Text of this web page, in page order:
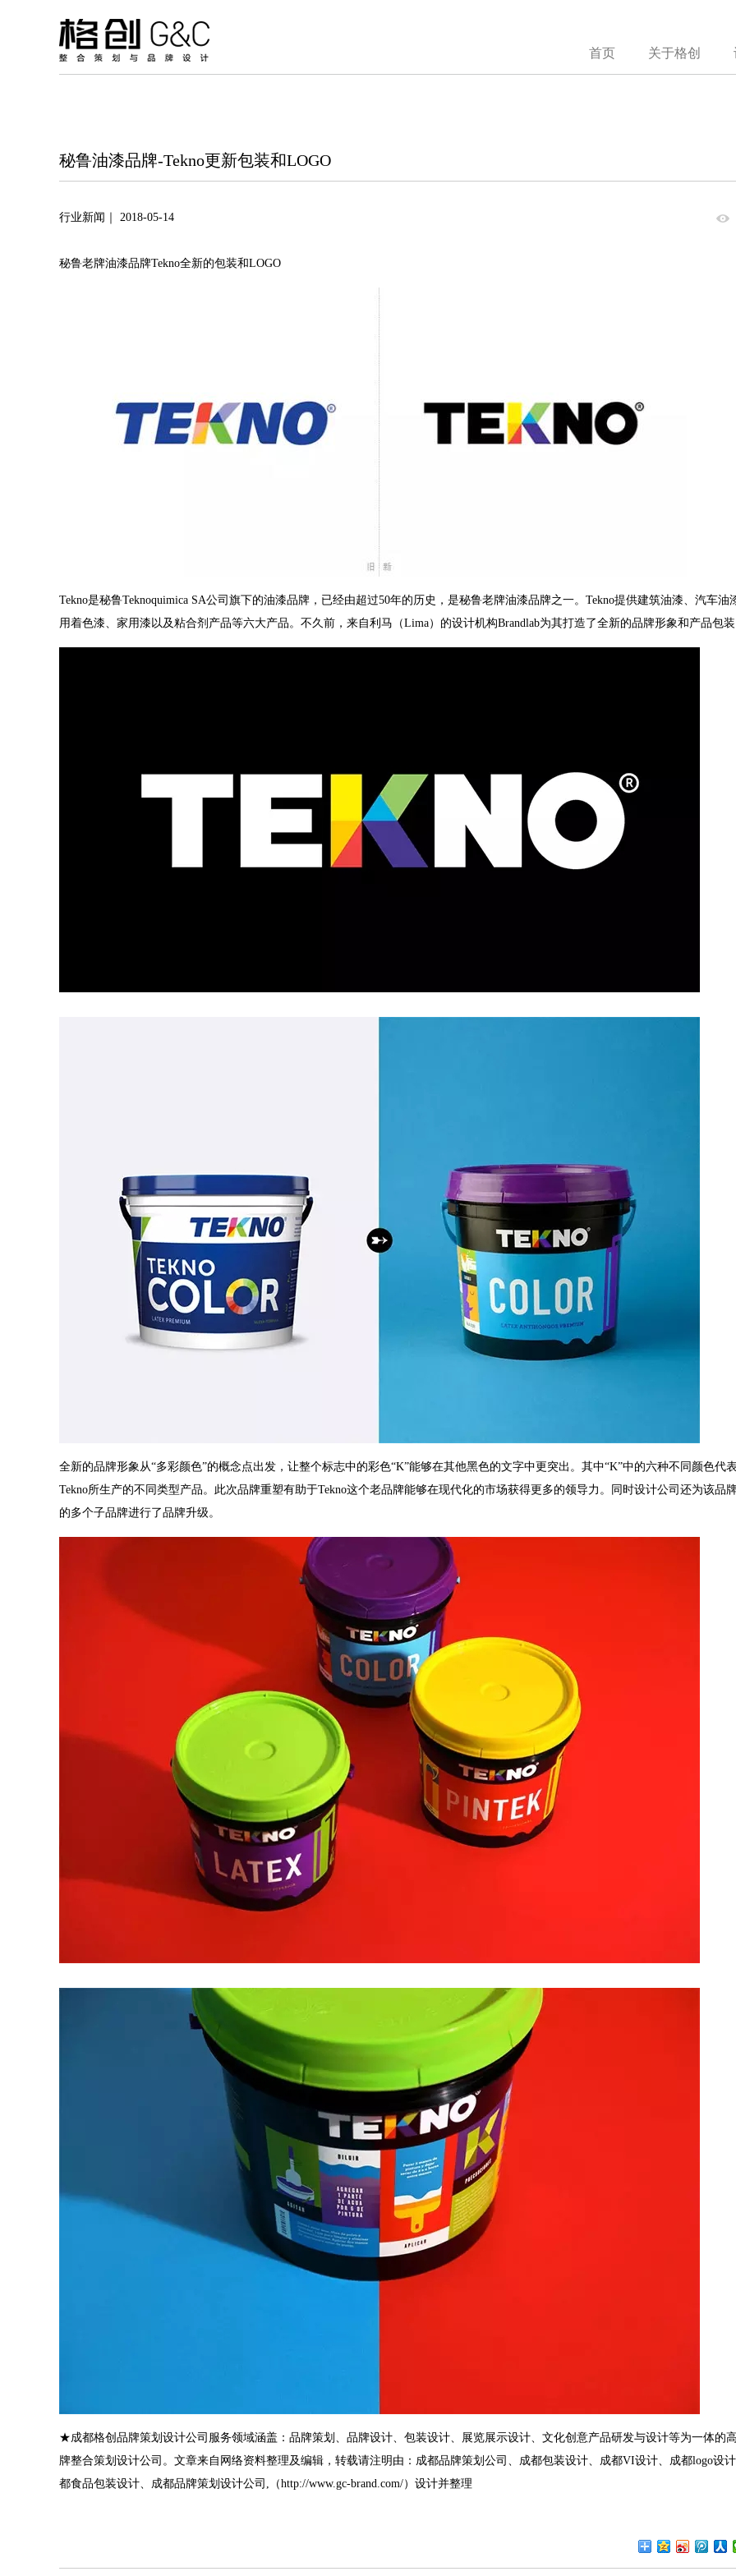
首页 关于格创
秘鲁油漆品牌-Tekno更新包装和LOGO
行业新闻｜ 2018-05-14
秘鲁老牌油漆品牌Tekno全新的包装和LOGO
Tekno是秘鲁Teknoquimica SA公司旗下的油漆品牌，已经由超过50年的历史，是秘鲁老牌油漆品牌之一。Tekno提供建筑油漆、汽车油
用着色漆、家用漆以及粘合剂产品等六大产品。不久前，来自利马（Lima）的设计机构Brandlab为其打造了全新的品牌形象和产品包
全新的品牌形象从“多彩颜色”的概念点出发，让整个标志中的彩色“K”能够在其他黑色的文字中更突出。其中“K”中的六种不同颜色代
Tekno所生产的不同类型产品。此次品牌重塑有助于Tekno这个老品牌能够在现代化的市场获得更多的领导力。同时设计公司还为该品
的多个子品牌进行了品牌升级。
★成都格创品牌策划设计公司 服务领域涵盖：品牌策划、品牌设计、包装设计、展览展示设计、文化创意产品研发与设计等为一体的
牌整合策划设计公司。文章来自网络资料整理及编辑，转载请注明由： 成都品牌策划公司 、 成都包装设计、 成都VI设计、 成都logo设计
都食品包装设计、 成都品牌策划设计公司 ,（http://www.gc-brand.com/）设计并整理